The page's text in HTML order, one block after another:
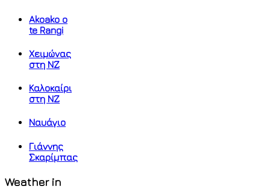
Akoako o
te Rangi
Χειμώνας
στη ΝΖ
Καλοκαίρι
στη ΝΖ
Ναυάγιο
Γιάννης
Σκαρίμπας
Weather in